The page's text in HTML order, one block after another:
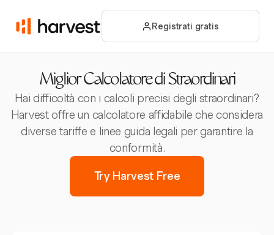
Registrati gratis
Miglior Calcolatore di Straordinari
Hai difficoltà con i calcoli precisi degli straordinari?
Harvest offre un calcolatore affidabile che considera
diverse tariffe e linee guida legali per garantire la
conformità.
Try Harvest Free